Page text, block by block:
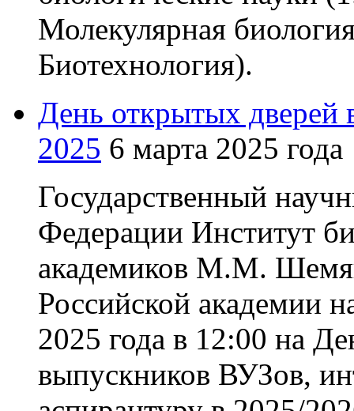
Молекулярная
Биотехнология).
День открытых
2025 6 марта 2025 года
Государственный
Федерации Институт
академиков М.М.
Российской академии
2025 года в 12:00 на
выпускников ВУЗов,